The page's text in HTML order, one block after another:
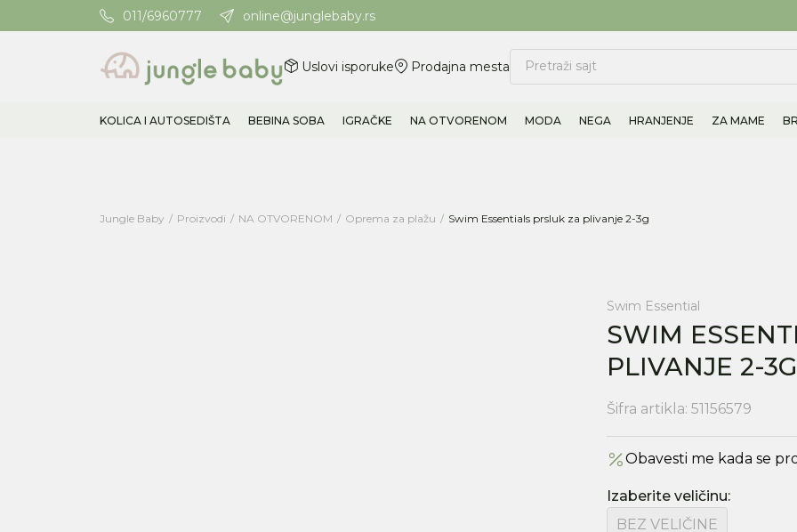
011/6960777 online@junglebaby.rsPotrebna Vam je pomoć? Pozovite 011/6960777
Uslovi isporuke Prodajna mesta Pretraži sajt
KOLICA I AUTOSEDIŠTA BEBINA SOBA IGRAČKE NA OTVORENOM MODA NEGA HRANJENJE ZA MAME
Jungle Baby Proizvodi NA OTVORENOM Oprema za plažu Swim Essentials prsluk za plivanje 2-3g
Swim Essential
SWIM
PLIVANJE 2-3G
Šifra artikla: 51156579
Obavesti me kada se
Izaberite veličinu:
BEZ VELIČINE